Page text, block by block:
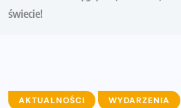
świecie!
AKTUALNOŚCI WYDARZENIA